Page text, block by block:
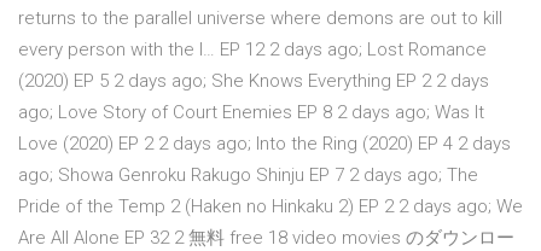
returns to the parallel universe where demons are out to kill
every person with the l… EP 12 2 days ago; Lost Romance
(2020) EP 5 2 days ago; She Knows Everything EP 2 2 days
ago; Love Story of Court Enemies EP 8 2 days ago; Was It
Love (2020) EP 2 2 days ago; Into the Ring (2020) EP 4 2 days
ago; Showa Genroku Rakugo Shinju EP 7 2 days ago; The
Pride of the Temp 2 (Haken no Hinkaku 2) EP 2 2 days ago; We
Are All Alone EP 32 2 無料 free 18 video movies のダウンロー